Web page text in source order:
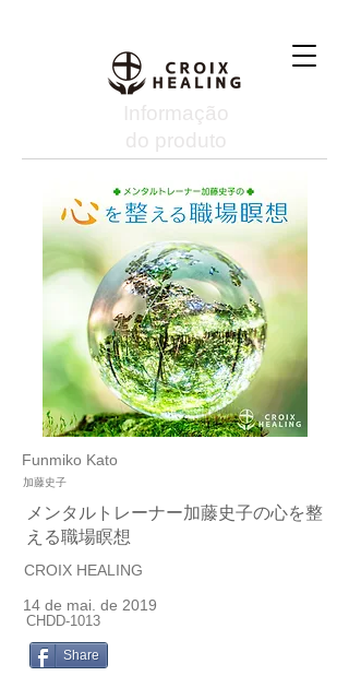
Informação
do produto
Funmiko Kato
加藤史子
メンタルトレーナー加藤史子の心を整
える職場瞑想
CROIX HEALING
14 de mai. de 2019
CHDD-1013
Share